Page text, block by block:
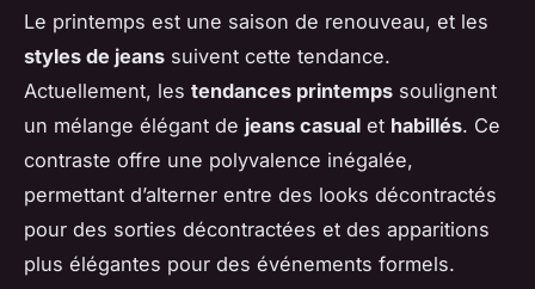
Le printemps est une saison de renouveau, et les
styles de jeans suivent cette tendance.
Actuellement, les tendances printemps soulignent
un mélange élégant de jeans casual et habillés. Ce
contraste offre une polyvalence inégalée,
permettant d’alterner entre des looks décontractés
pour des sorties décontractées et des apparitions
plus élégantes pour des événements formels.